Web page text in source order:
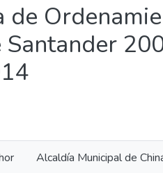
de
Alcaldía Municipal de